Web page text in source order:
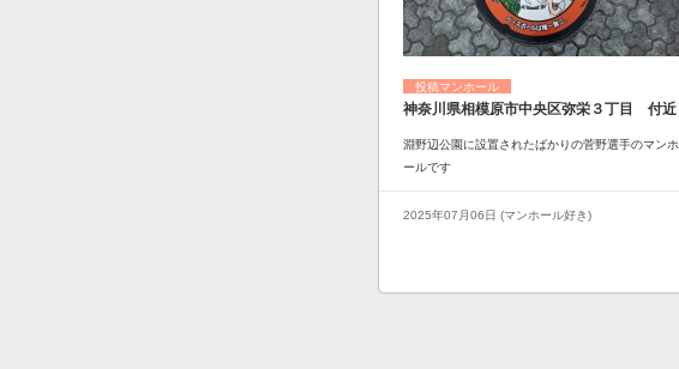
投稿マンホール
神奈川県相模原市中央区弥栄３丁目 付近
淵野辺公園に設置されたばかりの菅野選手のマンホ
ールです
2025年07月06日 (マンホール好き)